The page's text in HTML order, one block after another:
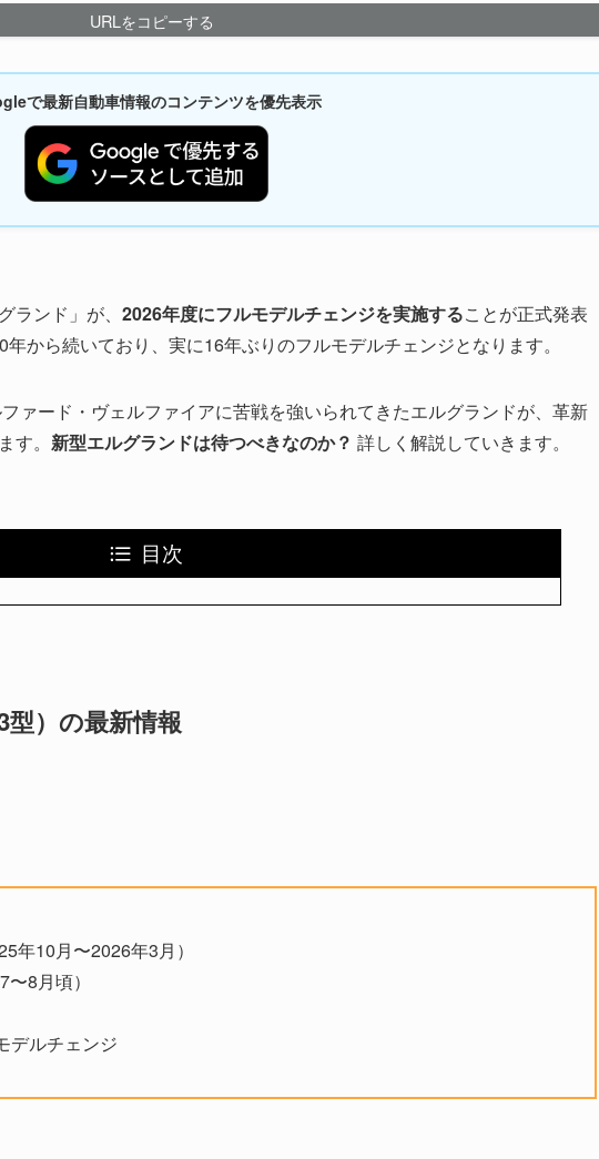
URLをコピーする
で最新自動車情報のコンテンツを優先表示
ンド」が、 2026年度にフルモデルチェンジを実施することが正式発表
から続いており、実に16年ぶりのフルモデルチェンジとなります。
ァード・ヴェルファイアに苦戦を強いられてきたエルグランドが、革新
。 新型エルグランドは待つべきなのか？ 詳しく解説していきます。
目次
）の最新情報
年10月〜2026年3月）
8月頃）
デルチェンジ